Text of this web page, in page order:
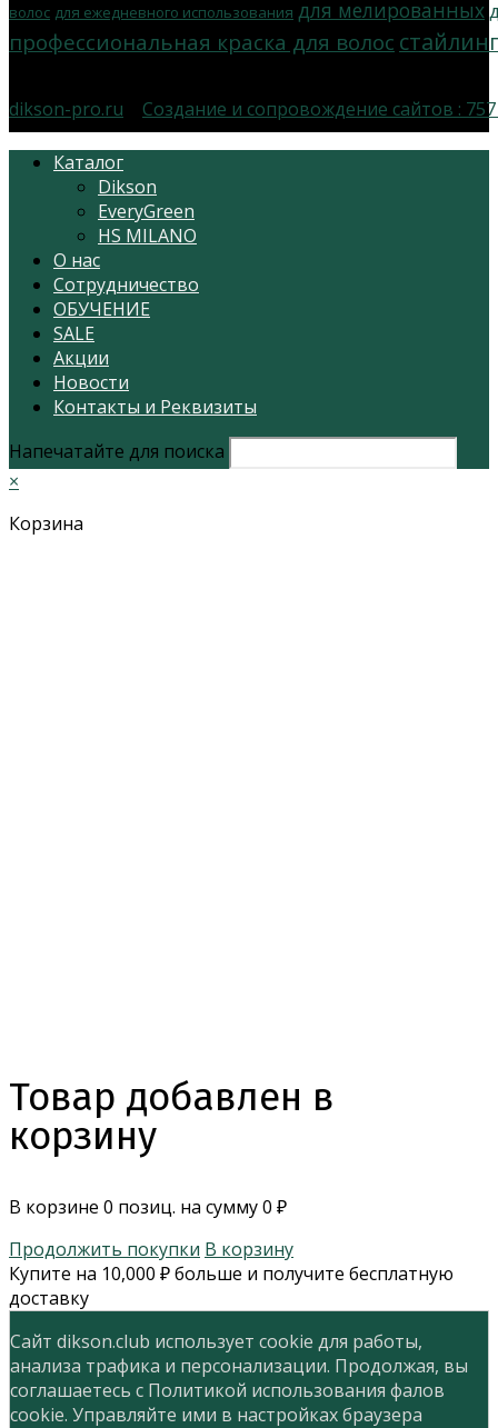
волос для ежедневного использования для мелированных
профессиональная краска для волос стайлинг
dikson-pro.ru Создание и сопровождение сайтов :
Каталог
Dikson
EveryGreen
HS MILANO
О нас
Сотрудничество
ОБУЧЕНИЕ
SALE
Акции
Новости
Контакты и Реквизиты
Напечатайте для поиска
×
Корзина
Товар добавлен в
корзину
В корзине 0 позиц. на сумму0 ₽
Продолжить покупки В корзину
Купите на 10,000 ₽больше и получите бесплатную
доставку
Сайт dikson.club использует cookie для работы,
анализа трафика и персонализации. Продолжая, вы
соглашаетесь с Политикой использования фалов
cookie. Управляйте ими в настройках браузера